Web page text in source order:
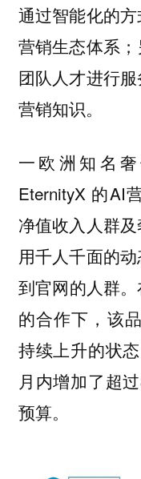
通过智能化的
营销生态体系
团队人才进行
营销知识。
一欧洲知名
EternityX 的AI
净值收入人群
用千人千面的
到官网的人群
的合作下，该
持续上升的状
月内增加了超
预算。